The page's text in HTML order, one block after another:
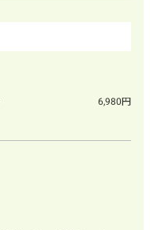
6,980